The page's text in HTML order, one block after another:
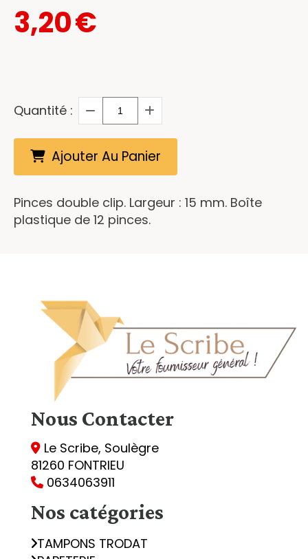
3,20€
Quantité :
Ajouter Au Panier
Pinces double clip. Largeur : 15 mm. Boîte
plastique de 12 pinces.
Nous Contacter
 Le Scribe, Soulègre
81260 FONTRIEU
 0634063911
Nos catégories
TAMPONS TRODAT